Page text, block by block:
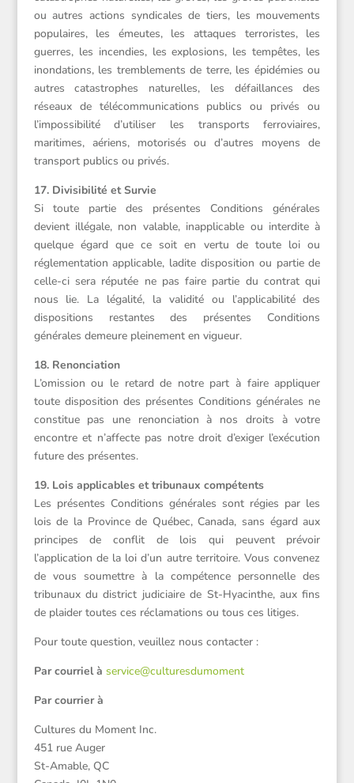
ou autres actions syndicales de tiers, les mouvements
populaires, les émeutes, les attaques terroristes, les
guerres, les incendies, les explosions, les tempêtes, les
inondations, les tremblements de terre, les épidémies ou
autres catastrophes naturelles, les défaillances des
réseaux de télécommunications publics ou privés ou
l’impossibilité d’utiliser les transports ferroviaires,
maritimes, aériens, motorisés ou d’autres moyens de
transport publics ou privés.
17. Divisibilité et Survie
Si toute partie des présentes Conditions générales
devient illégale, non valable, inapplicable ou interdite à
quelque égard que ce soit en vertu de toute loi ou
réglementation applicable, ladite disposition ou partie de
celle-ci sera réputée ne pas faire partie du contrat qui
nous lie. La légalité, la validité ou l’applicabilité des
dispositions restantes des présentes Conditions
générales demeure pleinement en vigueur.
18. Renonciation
L’omission ou le retard de notre part à faire appliquer
toute disposition des présentes Conditions générales ne
constitue pas une renonciation à nos droits à votre
encontre et n’affecte pas notre droit d’exiger l’exécution
future des présentes.
19. Lois applicables et tribunaux compétents
Les présentes Conditions générales sont régies par les
lois de la Province de Québec, Canada, sans égard aux
principes de conflit de lois qui peuvent prévoir
l’application de la loi d’un autre territoire. Vous convenez
de vous soumettre à la compétence personnelle des
tribunaux du district judiciaire de St-Hyacinthe, aux fins
de plaider toutes ces réclamations ou tous ces litiges.
Pour toute question, veuillez nous contacter :
Par courriel à service@culturesdumoment
Par courrier à
Cultures du Moment Inc.
451 rue Auger
St-Amable, QC